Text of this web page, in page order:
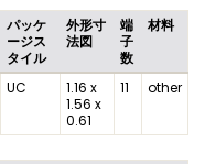
パッケ
ージス
タイル
外形寸
法図
端
子
数
材料
UC
1.16 x
1.56 x
0.61
11 other